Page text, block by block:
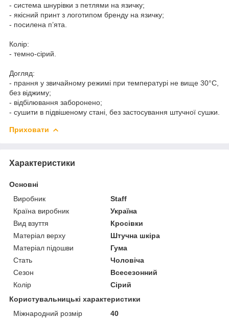
- система шнурівки з петлями на язичку;
- якісний принт з логотипом бренду на язичку;
- посилена п’ята.
Колір:
- темно-сірий.
Догляд:
- прання у звичайному режимі при температурі не вище 30°C,
без віджиму;
- відбілювання заборонено;
- сушити в підвішеному стані, без застосування штучної сушки.
Приховати
Характеристики
Основні
Виробник
Staff
Країна виробник
Україна
Вид взуття
Кросівки
Матеріал верху
Штучна шкіра
Матеріал підошви
Гума
Стать
Чоловіча
Сезон
Всесезонний
Колір
Сірий
Користувальницькі характеристики
Міжнародний розмір
40